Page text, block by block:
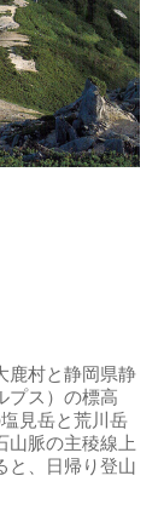
鹿村と静岡県静
プス）の標高
見岳と荒川岳
山脈の主稜線上
と、日帰り登山